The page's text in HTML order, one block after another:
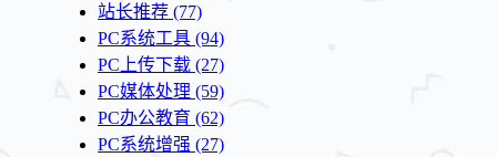
站长推荐 (77)
PC系统工具 (94)
PC上传下载 (27)
PC媒体处理 (59)
PC办公教育 (62)
PC系统增强 (27)